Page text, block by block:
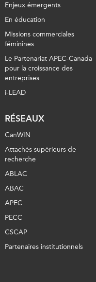
Enjeux émergents
En éducation
Missions commerciales
féminines
Le Partenariat APEC-Canada
pour la croissance des
entreprises
i-LEAD
RÉSEAUX
CanWIN
Attachés supérieurs de
recherche
ABLAC
ABAC
APEC
PECC
CSCAP
Partenaires institutionnels